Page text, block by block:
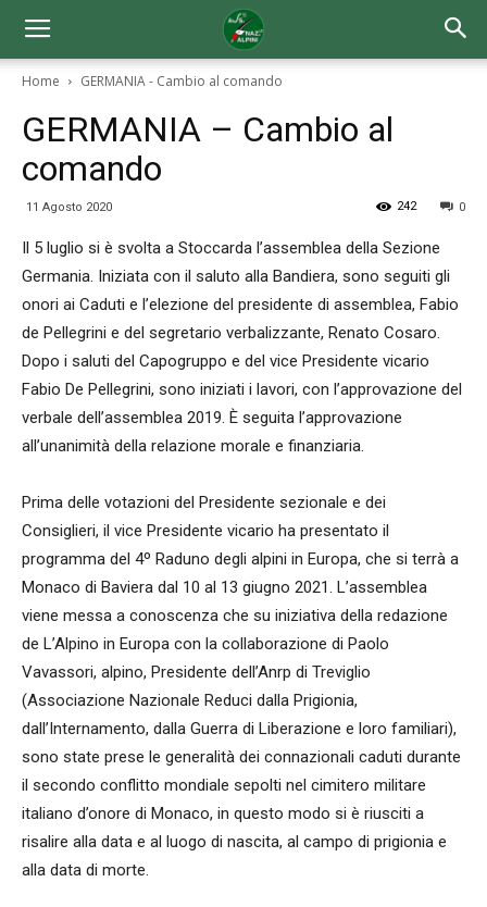
Home GERMANIA - Cambio al comando
GERMANIA – Cambio al
comando
11 Agosto 2020 0
242
Il 5 luglio si è svolta a Stoccarda l’assemblea della Sezione
Germania. Iniziata con il saluto alla Bandiera, sono seguiti gli
onori ai Caduti e l’elezione del presidente di assemblea, Fabio
de Pellegrini e del segretario verbalizzante, Renato Cosaro.
Dopo i saluti del Capogruppo e del vice Presidente vicario
Fabio De Pellegrini, sono iniziati i lavori, con l’approvazione del
verbale dell’assemblea 2019. È seguita l’approvazione
all’unanimità della relazione morale e finanziaria.
Prima delle votazioni del Presidente sezionale e dei
Consiglieri, il vice Presidente vicario ha presentato il
programma del 4º Raduno degli alpini in Europa, che si terrà a
Monaco di Baviera dal 10 al 13 giugno 2021. L’assemblea
viene messa a conoscenza che su iniziativa della redazione
de L’Alpino in Europa con la collaborazione di Paolo
Vavassori, alpino, Presidente dell’Anrp di Treviglio
(Associazione Nazionale Reduci dalla Prigionia,
dall’Internamento, dalla Guerra di Liberazione e loro familiari),
sono state prese le generalità dei connazionali caduti durante
il secondo conflitto mondiale sepolti nel cimitero militare
italiano d’onore di Monaco, in questo modo si è riusciti a
risalire alla data e al luogo di nascita, al campo di prigionia e
alla data di morte.